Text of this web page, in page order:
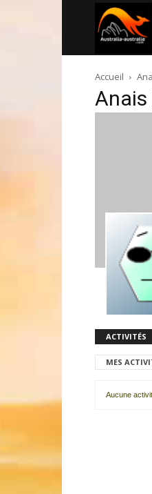
Accueil
Anais
ACTIVITÉS
MES
Aucune